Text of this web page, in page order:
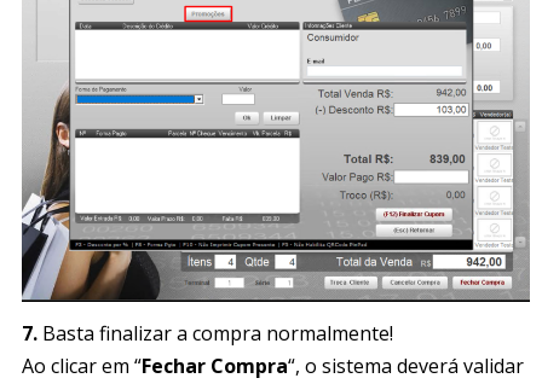
7. Basta finalizar a compra normalmente!
Ao clicar em “Fechar Compra“, o sistema deverá validar